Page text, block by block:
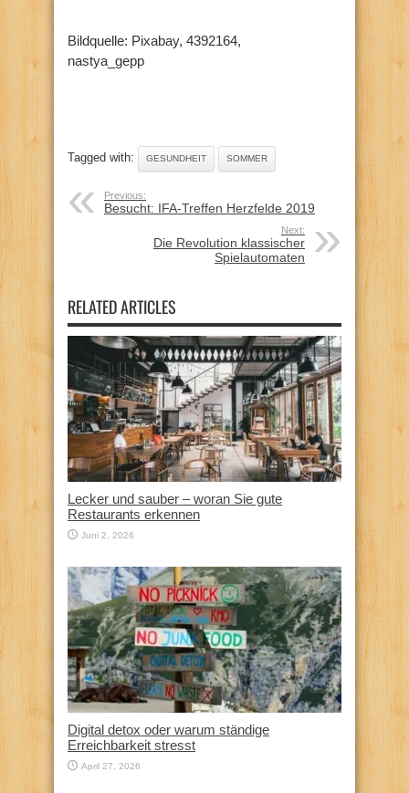
Bildquelle: Pixabay, 4392164,
nastya_gepp
Tagged with: GESUNDHEIT SOMMER
Previous:
Besucht: IFA-Treffen Herzfelde 2019
Next:
Die Revolution klassischer
Spielautomaten
RELATED ARTICLES
Lecker und sauber – woran Sie gute
Restaurants erkennen
Juni 2, 2026
Digital detox oder warum ständige
Erreichbarkeit stresst
April 27, 2026